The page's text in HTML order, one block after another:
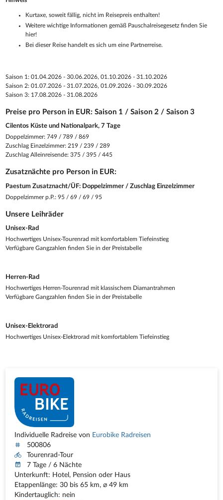
Kurtaxe, soweit fällig, nicht im Reisepreis enthalten!
Weitere wichtige Informationen gemäß Pauschalreisegesetz finden Sie
hier!
Bei dieser Reise handelt es sich um eine Partnerreise.
Saison 1: 01.04.2026 - 30.06.2026, 01.10.2026 - 31.10.2026
Saison 2: 01.07.2026 - 31.07.2026, 01.09.2026 - 30.09.2026
Saison 3: 17.08.2026 - 31.08.2026
Preise pro Person in EUR: Saison 1 / Saison 2 / Saison 3
Cilentos Küste und Nationalpark, 7 Tage
Doppelzimmer: 749 / 789 / 869
Zuschlag Einzelzimmer: 219 / 239 / 289
Zuschlag Alleinreisende: 375 / 395 / 445
Zusatznächte pro Person in EUR:
Paestum Zusatznacht/ÜF: Doppelzimmer / Zuschlag Einzelzimmer
Doppelzimmer p.P.: 95 / 69 / 69 / 95
Unsere Leihräder
Unisex-Rad
Hochwertiges Unisex-Tourenrad mit komfortablem Tiefeinstieg
Verfügbare Gangzahlen finden Sie in der Preistabelle
Herren-Rad
Hochwertiges Herren-Tourenrad mit klassischem Diamantrahmen
Verfügbare Gangzahlen finden Sie in der Preistabelle
Unisex-Elektrorad
Hochwertiges Unisex-Elektrorad mit komfortablem Tiefeinstieg
Individuelle Radreise von Eurobike Radreisen
500806
Tourenrad-Tour
7 Tage / 6 Nächte
Unterkunft: Hotel, Pension oder Haus
Etappenlänge: 30 bis 65 km, ⌀ 49 km
Kindertauglich: nein